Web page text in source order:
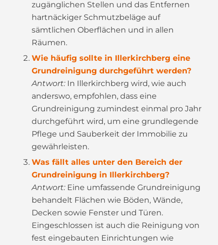
zugänglichen Stellen und das Entfernen
hartnäckiger Schmutzbeläge auf
sämtlichen Oberflächen und in allen
Räumen.
Wie häufig sollte in Illerkirchberg eine
Grundreinigung durchgeführt werden?
Antwort:In Illerkirchberg wird, wie auch
anderswo, empfohlen, dass eine
Grundreinigung zumindest einmal pro Jahr
durchgeführt wird, um eine grundlegende
Pflege und Sauberkeit der Immobilie zu
gewährleisten.
Was fällt alles unter den Bereich der
Grundreinigung in Illerkirchberg?
Antwort:Eine umfassende Grundreinigung
behandelt Flächen wie Böden, Wände,
Decken sowie Fenster und Türen.
Eingeschlossen ist auch die Reinigung von
fest eingebauten Einrichtungen wie